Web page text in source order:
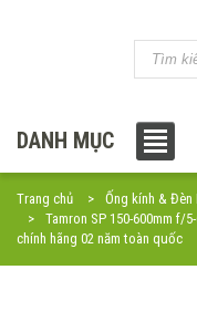
DANH MỤC
Trang chủ Ống kính & Đèn
Tamron SP 150-600mm f/
chính hãng 02 năm toàn quốc